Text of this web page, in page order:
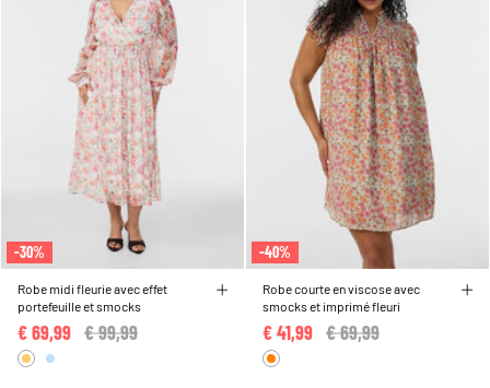
-30%
Robe midi fleurie avec effet
portefeuille et smocks
Price reduced from
€ 99,99
€ 69,99
-40%
Robe courte en viscose avec
smocks et imprimé fleuri
Price reduced from
€ 69,99
€ 41,99